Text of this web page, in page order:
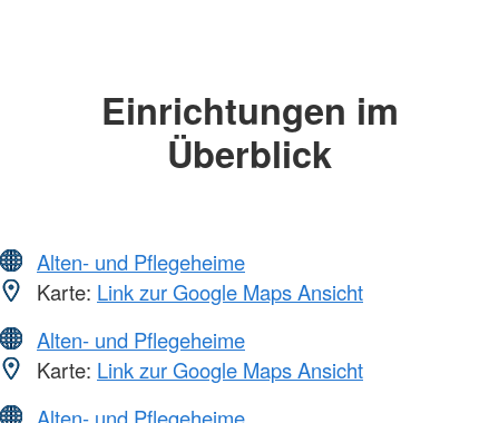
Einrichtungen im
Überblick
Alten- und Pflegeheime
Karte: Link zur Google Maps Ansicht
Alten- und Pflegeheime
Karte: Link zur Google Maps Ansicht
Alten- und Pflegeheime